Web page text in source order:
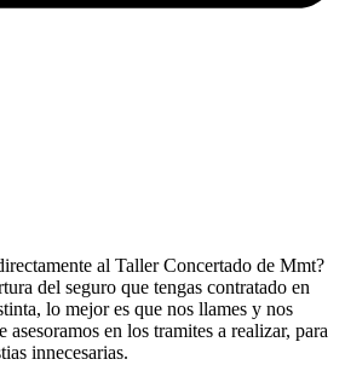
al Taller Concertado de Mmt?
del seguro que tengas contratado en
lo mejor es que nos llames y nos
asesoramos en los tramites a realizar, para
innecesarias.